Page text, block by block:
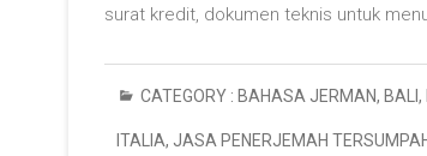
surat kredit, dokumen teknis untuk
CATEGORY : BAHASA JERMAN, BALI ,
ITALIA, JASA PENERJEMAH